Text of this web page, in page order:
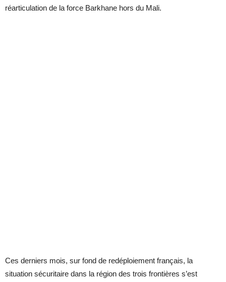
réarticulation de la force Barkhane hors du Mali.
Ces derniers mois, sur fond de redéploiement français, la
situation sécuritaire dans la région des trois frontières s’est